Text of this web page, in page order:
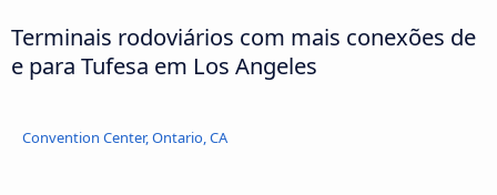
Terminais rodoviários com mais conexões de
e para Tufesa em Los Angeles
Convention Center, Ontario, CA